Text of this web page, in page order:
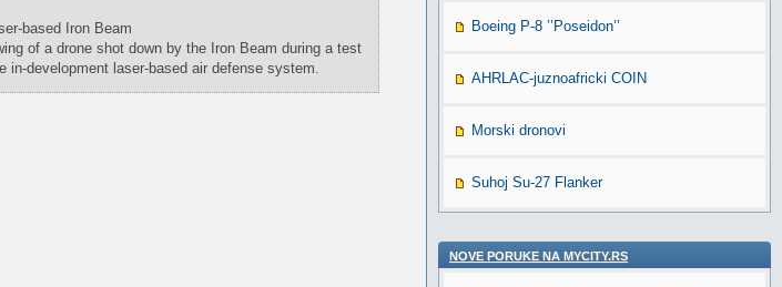
based Iron Beam
of a drone shot down by the Iron Beam during a test
in-development laser-based air defense system.
Boeing P-8 ’’Poseidon’’
AHRLAC-juznoafricki COIN
Morski dronovi
Suhoj Su-27 Flanker
NOVE PORUKE NA MYCITY.RS